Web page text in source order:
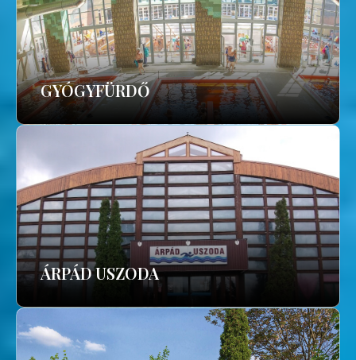
GYÓGYFÜRDŐ
ÁRPÁD USZODA